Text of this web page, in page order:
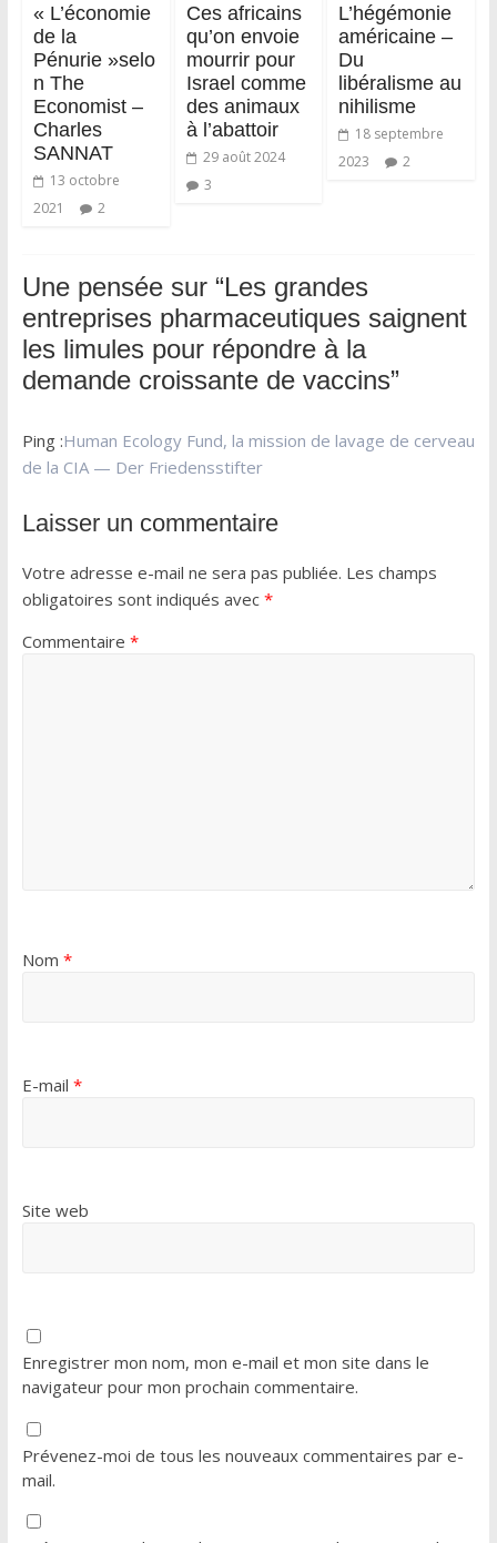
« L’économie
de la
Pénurie »selo
n The
Economist –
Charles
SANNAT
13 octobre
2021
2
Ces africains
qu’on envoie
mourrir pour
Israel comme
des animaux
à l’abattoir
29 août 2024
3
L’hégémonie
américaine –
Du
libéralisme au
nihilisme
18 septembre
2023
2
Une pensée sur “Les grandes
entreprises pharmaceutiques saignent
les limules pour répondre à la
demande croissante de vaccins”
Ping :Human Ecology Fund, la mission de lavage de cerveau
de la CIA — Der Friedensstifter
Laisser un commentaire
Votre adresse e-mail ne sera pas publiée. Les champs
obligatoires sont indiqués avec *
Commentaire *
Nom *
E-mail *
Site web
Enregistrer mon nom, mon e-mail et mon site dans le
navigateur pour mon prochain commentaire.
Prévenez-moi de tous les nouveaux commentaires par e-
mail.